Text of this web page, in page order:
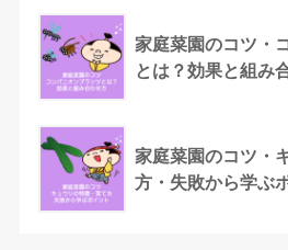
家庭菜園のコツ・
とは？効果と組み
家庭菜園のコツ・
方・失敗から学ぶ